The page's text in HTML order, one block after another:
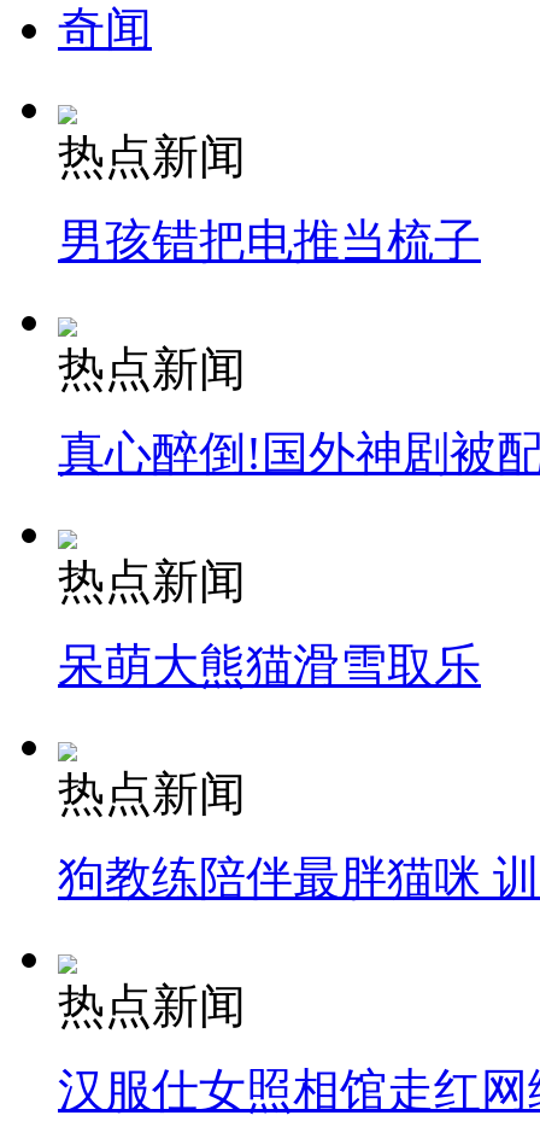
奇闻
热点新闻
男孩错把电推当梳子
热点新闻
真心醉倒!国外神剧被
热点新闻
呆萌大熊猫滑雪取乐
热点新闻
狗教练陪伴最胖猫咪
热点新闻
汉服仕女照相馆走红网